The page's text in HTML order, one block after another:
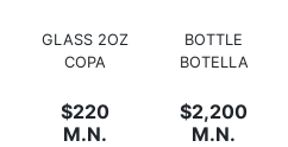
GLASS 2OZ
COPA
BOTTLE
BOTELLA
$220
M.N.
$2,200
M.N.